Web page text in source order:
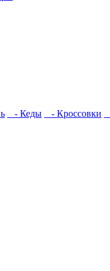
- Кеды - Кроссовки